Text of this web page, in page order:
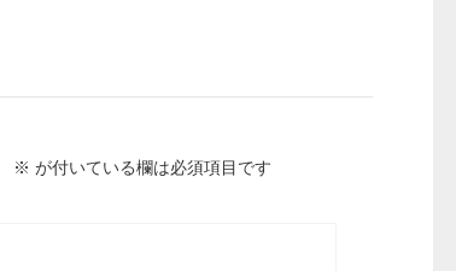
※ が付いている欄は必須項目です